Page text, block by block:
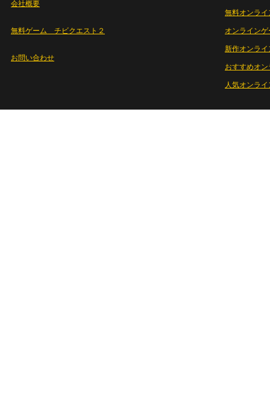
会社概要
無料ゲーム チビクエスト２
お問い合わせ
無料オンライ
オンライン
新作オンライ
おすすめオ
人気オンラ